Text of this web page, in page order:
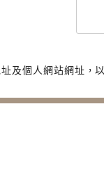
及個人網站網址，